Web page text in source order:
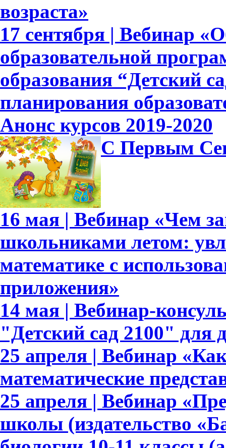
возраста»
17 сентября | Вебинар
образовательной
образования “Детский
планирования
Анонс курсов 2019-2020
С Первым
16 мая | Вебинар «Чем
школьниками летом:
математике с
приложения»
14 мая | Вебинар-
"Детский сад 2100" для
25 апреля | Вебинар
математические
25 апреля | Вебинар
школы (издательство